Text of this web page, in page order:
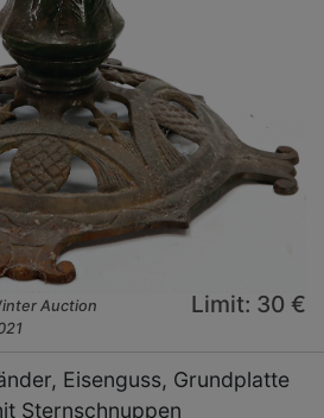
Auction
Limit: 30 €
Eisenguss, Grundplatte
Sternschnuppen